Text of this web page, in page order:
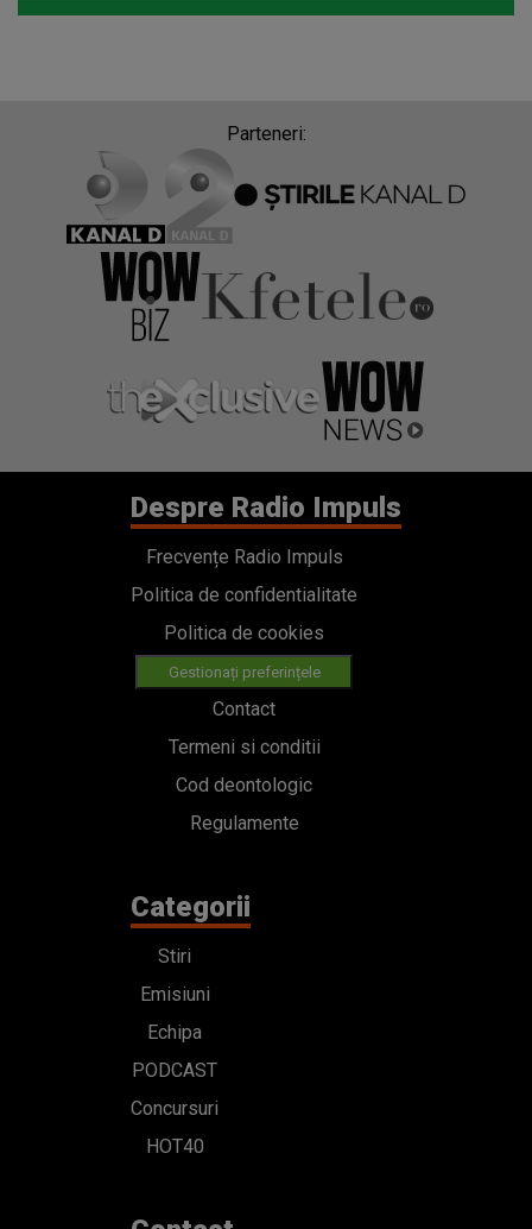
Parteneri:
Despre Radio Impuls
Frecvențe Radio Impuls
Politica de confidentialitate
Politica de cookies
Gestionați preferințele
Contact
Termeni si conditii
Cod deontologic
Regulamente
Categorii
Stiri
Emisiuni
Echipa
PODCAST
Concursuri
HOT40